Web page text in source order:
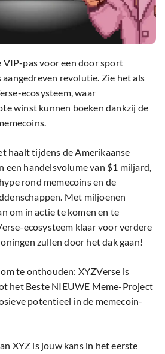
VIP-pas voor een door sport
aangedreven revolutie. Zie het als
ecosysteem, waar
winst kunnen boeken dankzij de
haalt tijdens de Amerikaanse
een handelsvolume van $1 miljard,
rond memecoins en de
Met miljoenen
om in actie te komen en te
ecosysteem klaar voor verdere
zullen door het dak gaan!
te onthouden: XYZVerse is
het Beste NIEUWE Meme-Project
potentieel in de memecoin-
XYZ is jouw kans in het eerste